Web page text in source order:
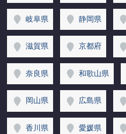
岐阜県 静岡県
滋賀県 京都府
奈良県 和歌山県
岡山県 広島県
香川県 愛媛県